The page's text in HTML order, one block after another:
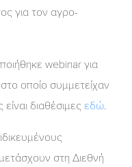
για τον αγρο-
webinar για
οποίο συμμετείχαν
διαθέσιμες εδώ.
στη Διεθνή